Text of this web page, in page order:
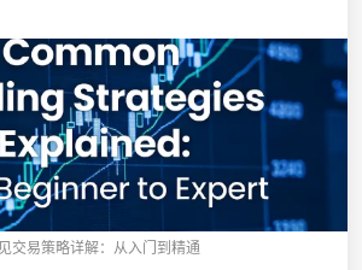
交易策略详解：从入门到精通